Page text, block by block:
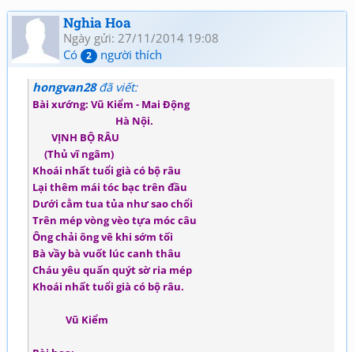
Nghia Hoa
Ngày gửi: 27/11/2014 19:08
Có
2 người thích
hongvan28đã viết:
Bài xướng: Vũ Kiểm - Mai Động
Hà Nội.
VỊNH BỘ RÂU
(Thủ vĩ ngâm)
Khoái nhất tuổi già có bộ râu
Lại thêm mái tóc bạc trên đầu
Dưới cằm tua tủa như sao chổi
Trên mép vòng vèo tựa móc câu
Ông chải ông vê khi sớm tối
Bà vầy bà vuốt lúc canh thâu
Cháu yêu quấn quýt sờ ria mép
Khoái nhất tuổi già có bộ râu.
Vũ Kiểm